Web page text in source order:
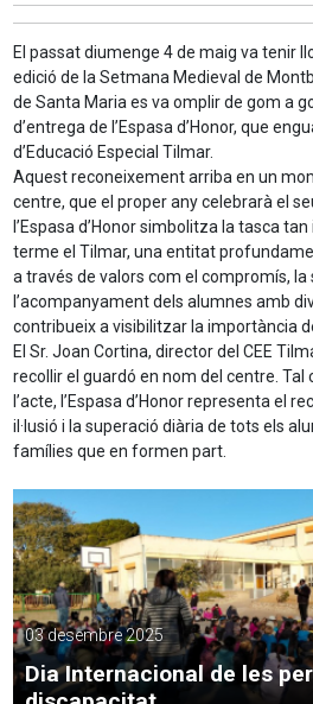
03 desembre 2025
Dia Internacional de les
El passat diumenge 4 de maig va tenir
edició de la Setmana Medieval de
de Santa Maria es va omplir de gom a
d’entrega de l’Espasa d’Honor, que
d’Educació Especial Tilmar.
Aquest reconeixement arriba en un
centre, que el proper any celebrarà el
l’Espasa d’Honor simbolitza la tasca
terme el Tilmar, una entitat
a través de valors com el compromís, la
l’acompanyament dels alumnes amb
contribueix a visibilitzar la importància
El Sr. Joan Cortina, director del CEE
recollir el guardó en nom del centre.
l’acte, l’Espasa d’Honor representa el
il·lusió i la superació diària de tots els
famílies que en formen part.